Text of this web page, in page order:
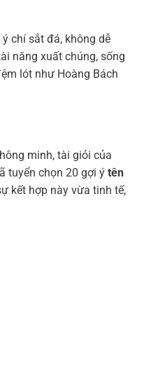
chí sắt đá, không dễ
năng xuất chúng, sống
lót như Hoàng Bách
minh, tài giỏi của
tuyển chọn 20 gợi ý tên
kết hợp này vừa tinh tế,